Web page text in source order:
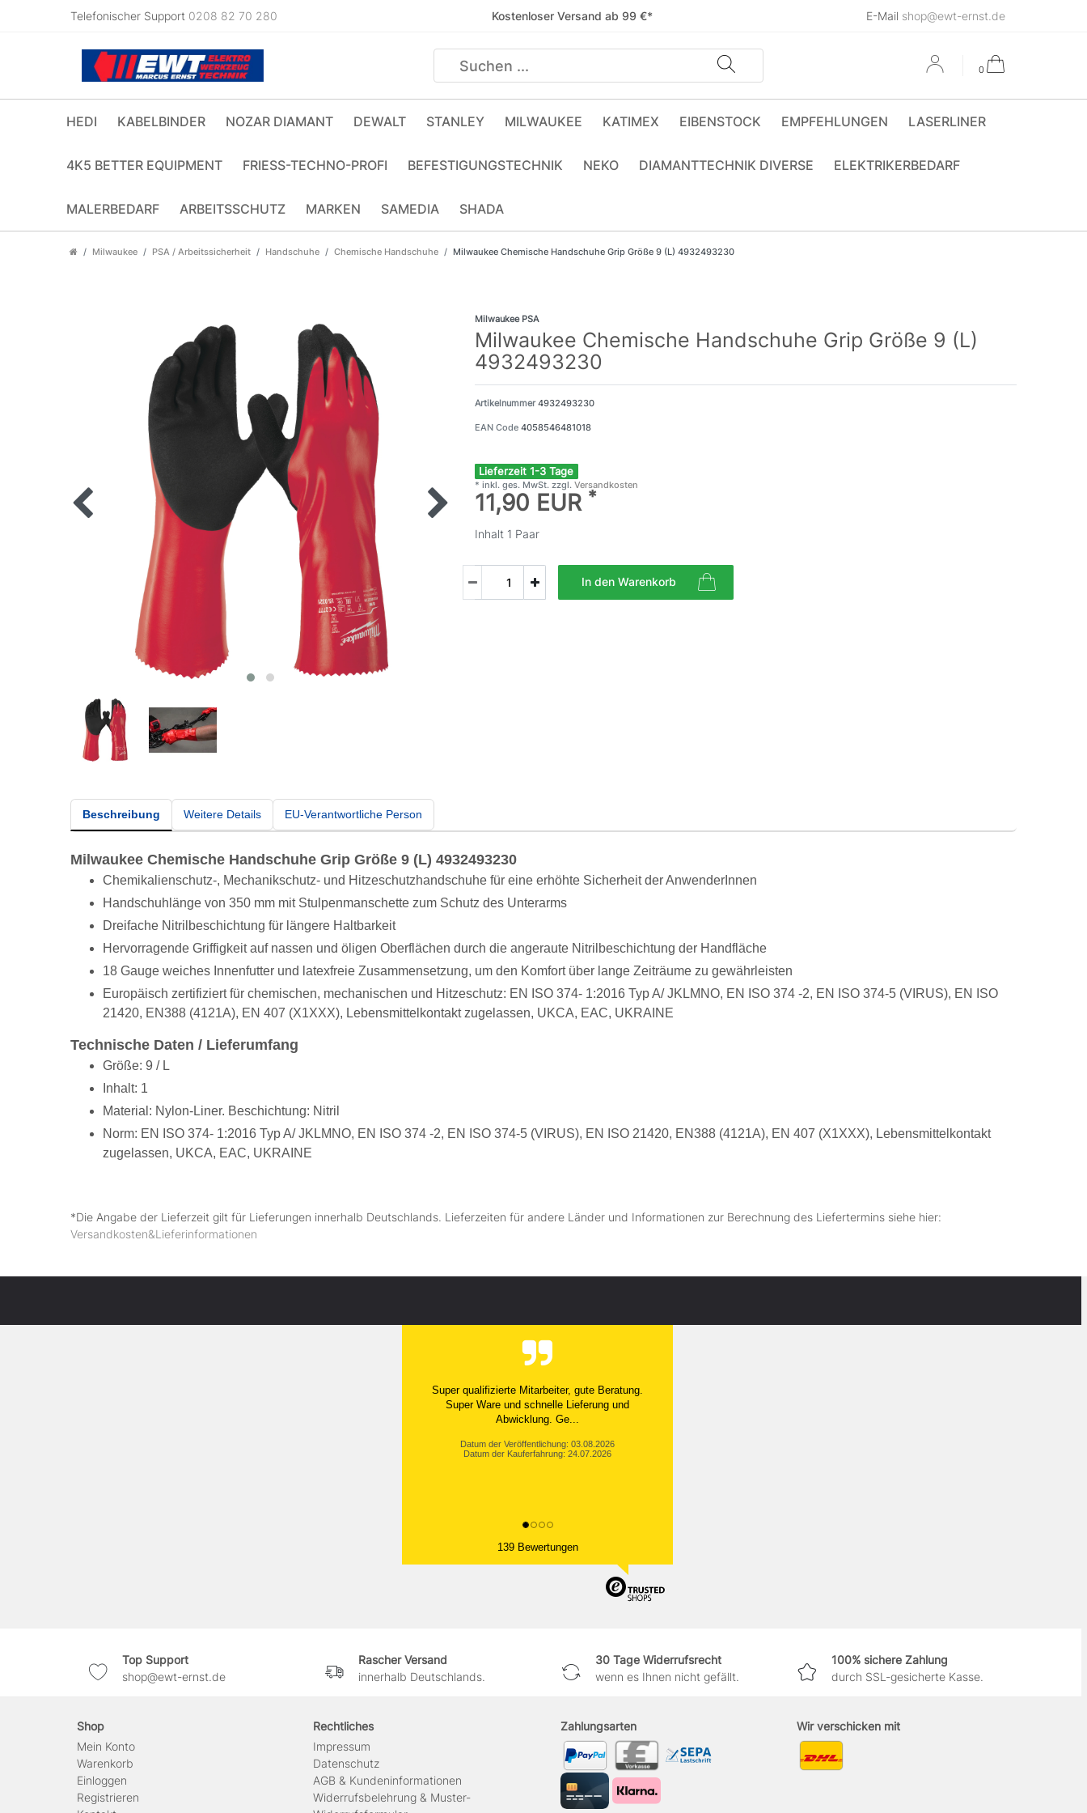
Telefonischer Support 0208 82 70 280 Kostenloser Versand ab 99 €* E-Mail shop@ewt-ernst.de
0
HEDI KABELBINDER NOZAR DIAMANT DEWALT STANLEY MILWAUKEE KATIMEX EIBENSTOCK EMPFEHLUNGEN LASERLINER
4K5 BETTER EQUIPMENT FRIESS-TECHNO-PROFI BEFESTIGUNGSTECHNIK NEKO DIAMANTTECHNIK DIVERSE ELEKTRIKERBEDARF
MALERBEDARF ARBEITSSCHUTZ MARKEN SAMEDIA SHADA
Milwaukee PSA / Arbeitssicherheit Handschuhe Chemische Handschuhe Milwaukee Chemische Handschuhe Grip Größe 9 (L) 4932493230
Milwaukee PSA
Milwaukee Chemische Handschuhe Grip Größe 9 (L)
4932493230
Artikelnummer4932493230
EAN Code 4058546481018
Lieferzeit 1-3 Tage
* inkl. ges. MwSt. zzgl. Versandkosten
11,90 EUR *
Inhalt 1 Paar
In den Warenkorb
Beschreibung Weitere Details EU-Verantwortliche Person
Milwaukee Chemische Handschuhe Grip Größe 9 (L) 4932493230
Chemikalienschutz-, Mechanikschutz- und Hitzeschutzhandschuhe für eine erhöhte Sicherheit der AnwenderInnen
Handschuhlänge von 350 mm mit Stulpenmanschette zum Schutz des Unterarms
Dreifache Nitrilbeschichtung für längere Haltbarkeit
Hervorragende Griffigkeit auf nassen und öligen Oberflächen durch die angeraute Nitrilbeschichtung der Handfläche
18 Gauge weiches Innenfutter und latexfreie Zusammensetzung, um den Komfort über lange Zeiträume zu gewährleisten
Europäisch zertifiziert für chemischen, mechanischen und Hitzeschutz: EN ISO 374- 1:2016 Typ A/ JKLMNO, EN ISO 374 -2, EN ISO 374-5 (VIRUS), EN ISO
21420, EN388 (4121A), EN 407 (X1XXX), Lebensmittelkontakt zugelassen, UKCA, EAC, UKRAINE
Technische Daten / Lieferumfang
Größe: 9 / L
Inhalt: 1
Material: Nylon-Liner. Beschichtung: Nitril
Norm: EN ISO 374- 1:2016 Typ A/ JKLMNO, EN ISO 374 -2, EN ISO 374-5 (VIRUS), EN ISO 21420, EN388 (4121A), EN 407 (X1XXX), Lebensmittelkontakt
zugelassen, UKCA, EAC, UKRAINE
*Die Angabe der Lieferzeit gilt für Lieferungen innerhalb Deutschlands. Lieferzeiten für andere Länder und Informationen zur Berechnung des Liefertermins siehe hier:
Versandkosten&Lieferinformationen
Super qualifizierte Mitarbeiter, gute Beratung.
Super Ware und schnelle Lieferung und
Abwicklung. Ge...
Datum der Veröffentlichung: 03.08.2026
Datum der Kauferfahrung: 24.07.2026
139 Bewertungen
Top Support
shop@ewt-ernst.de
Rascher Versand
innerhalb Deutschlands.
30 Tage Widerrufsrecht
wenn es Ihnen nicht gefällt.
100% sichere Zahlung
durch SSL-gesicherte Kasse.
Shop
Mein Konto
Warenkorb
Einloggen
Registrieren
Rechtliches
Impressum
Daten­schutz
AGB & Kundeninformationen
Widerrufsbelehrung & Muster-
Zahlungsarten Wir verschicken mit